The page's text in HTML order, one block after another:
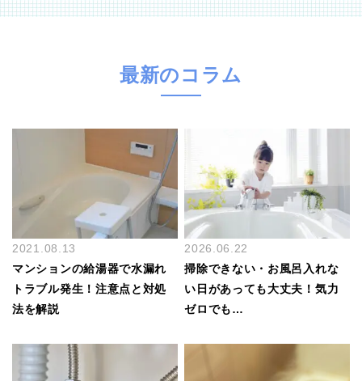
最新のコラム
2021.08.13
マンションの給湯器で水漏れ
トラブル発生！注意点と対処
法を解説
2026.06.22
掃除できない・お風呂入れな
い日があっても大丈夫！気力
ゼロでも…